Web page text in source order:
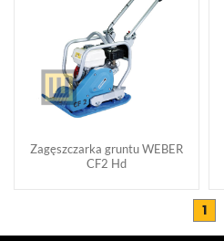
Zagęszczarka gruntu WEBER
CF2 Hd
1